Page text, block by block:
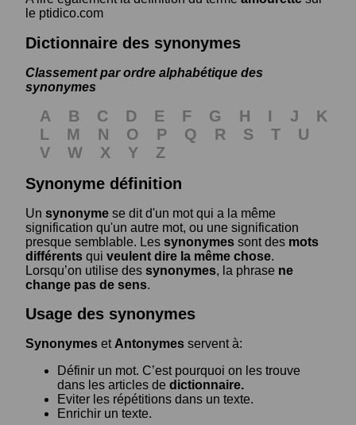
le ptidico.com
Dictionnaire des synonymes
Classement par ordre alphabétique des
synonymes
A B C D E F G H I J
K
L
M N O P Q R S T
U
V
W X Y
Z
Synonyme définition
Un synonyme se dit d'un mot qui a la même
signification qu'un autre mot, ou une signification
presque semblable. Les synonymes sont des mots
différents qui veulent dire la même chose.
Lorsqu’on utilise des synonymes, la phrase ne
change pas de sens.
Usage des synonymes
Synonymes et Antonymes servent à:
Définir un mot. C’est pourquoi on les trouve
dans les articles de dictionnaire.
Eviter les répétitions dans un texte.
Enrichir un texte.